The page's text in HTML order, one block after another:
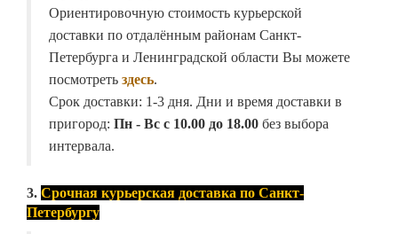
Ориентировочную стоимость курьерской
доставки по отдалённым районам Санкт-
Петербурга и Ленинградской области Вы можете
посмотреть здесь.
Срок доставки: 1-3 дня. Дни и время доставки в
пригород: Пн - Вс с 10.00 до 18.00 без выбора
интервала.
3. Срочная курьерская доставка по Санкт-
Петербургу